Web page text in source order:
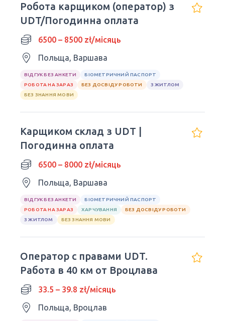
Робота карщиком (оператор) з
UDT/Погодинна оплата
6500 – 8500 zł/місяць
Польща, Варшава
ВІДГУК БЕЗ АНКЕТИ
БІОМЕТРИЧНИЙ ПАСПОРТ
РОБОТА НА ЗАРАЗ
БЕЗ ДОСВІДУ РОБОТИ
З ЖИТЛОМ
БЕЗ ЗНАННЯ МОВИ
Карщиком склад з UDT |
Погодинна оплата
6500 – 8000 zł/місяць
Польща, Варшава
ВІДГУК БЕЗ АНКЕТИ
БІОМЕТРИЧНИЙ ПАСПОРТ
РОБОТА НА ЗАРАЗ
ХАРЧУВАННЯ
БЕЗ ДОСВІДУ РОБОТИ
З ЖИТЛОМ
БЕЗ ЗНАННЯ МОВИ
Оператор с правами UDT.
Работа в 40 км от Вроцлава
33.5 – 39.8 zł/місяць
Польща, Вроцлав